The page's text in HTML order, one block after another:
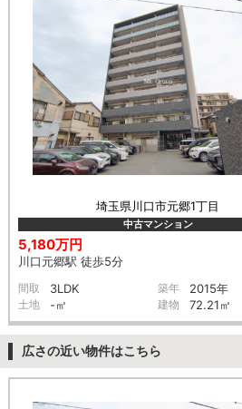
埼玉県川口市元郷1丁目
中古マンション
5,180万円
川口元郷駅 徒歩5分
間取 3LDK 築年 2015年
土地 -㎡ 建物 72.21㎡
広さの近い物件はこちら